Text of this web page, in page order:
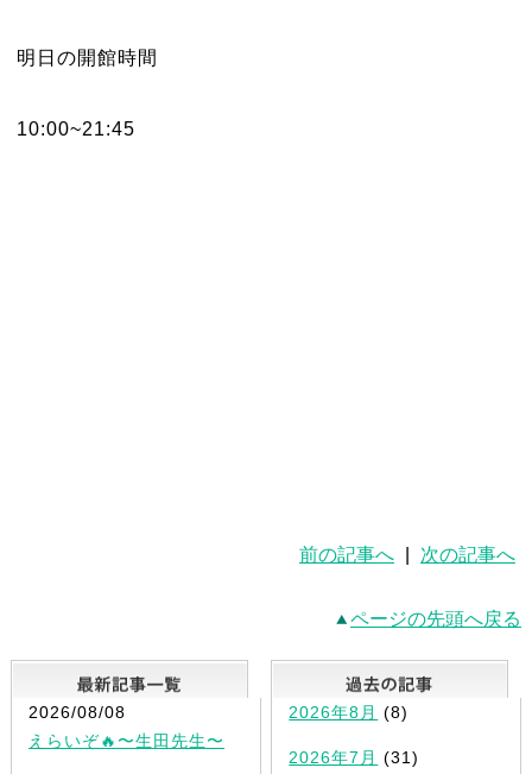
明日の開館時間
10:00~21:45
前の記事へ 次の記事へ
ページの先頭へ戻る
最新記事一覧
2026/08/08
えらいぞ🔥〜生田先生〜
2026年8月 (8)
2026年7月 (31)